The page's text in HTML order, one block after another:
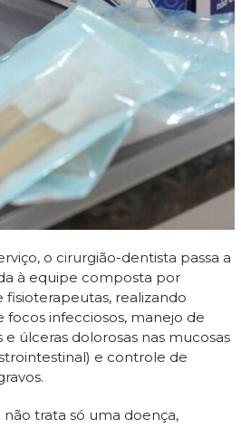
o cirurgião-dentista passa a
à equipe composta por
realizando
infecciosos, manejo de
úlceras dolorosas nas mucosas
e controle de
trata só uma doença,